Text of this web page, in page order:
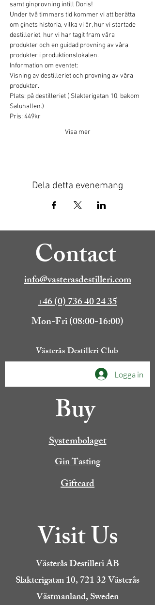
samt ginprovning intill Doris!
Under två timmars tid kommer vi att berätta
om ginets historia, vilka vi är, hur vi startade
destilleriet, hur vi har tagit fram våra
produkter och en guidad provning av våra
produkter i produktionslokalen.
Information om eventet:
Visning av destilleriet och provning av våra
produkter.
Plats: på destilleriet ( Slakterigatan 10, bakom
Saluhallen.)
Pris: 449kr
Visa mer
Dela detta evenemang
Contact
info@vasterasdestilleri.com
+46 (0) 736 40 24 35
Mon-Fri (08:00-16:00)
Västerås Destilleri Club
Logga in
Buy
Systembolaget
Gin Tasting
Giftcard
Visit Us
Västerås Destilleri AB
Slakterigatan 10, 721 32 Västerås
Västmanland, Sweden